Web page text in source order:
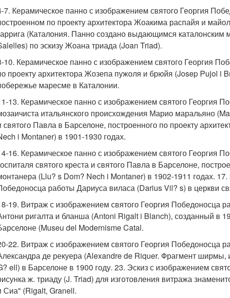
7. Керамическое панно с изображением святого Георгия
по проекту архитектора Жоакима распайя и
(Каталония. Панно создано выдающимся
по эскизу Жоана триада (Joan Triad).
10. Керамическое панно с изображением святого Георгия
проекту архитектора Жозепа пужоля и брюйя (Josep Pujol i
маресме в Каталонии.
13. Керамическое панно с изображением святого Георгия
итальянского происхождения Марио маральяно
святого Павла в Барселоне, построенного по проекту
i Montaner) в 1901-1930 годах.
16. Керамическое панно с изображением святого Георгия
святого креста и святого Павла в Барселоне,
(Llu? s Dom? Nech i Montaner) в 1902-1911 годах.
работы Дариуса виласа (Darius Vil? s) в церкви
19. Витраж с изображением святого Георгия Победоносца
ригалта и бланша (Antoni Rigalt i Blanch), созданный в
(Museu del Modernisme Catal.
22. Витраж с изображением святого Георгия Победоносца
де рекуера (Alexandre de Riquer. Фрагмент ширмы,
ell) в Барселоне в 1900 году. 23. Эскиз с изображением
ж. триаду (J. Triad) для изготовления витража
Сиа" (Rigalt, Granell.